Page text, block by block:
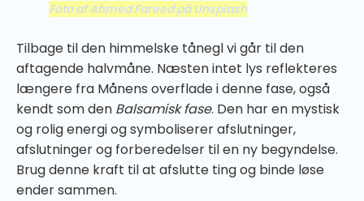
Foto af Ahmed Fareed på Unsplash
Tilbage til den himmelske tånegl vi går til den
aftagende halvmåne. Næsten intet lys reflekteres
længere fra Månens overflade i denne fase, også
kendt som den Balsamisk fase. Den har en mystisk
og rolig energi og symboliserer afslutninger,
afslutninger og forberedelser til en ny begyndelse.
Brug denne kraft til at afslutte ting og binde løse
ender sammen.